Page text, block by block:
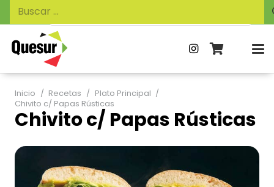
de
productos
Buscar:
Inicio / Recetas / Plato Principal /
Chivito c/ Papas Rústicas
Chivito c/ Papas Rústicas